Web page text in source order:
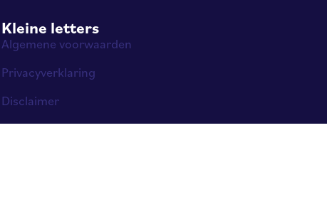
Kleine letters
Algemene voorwaarden
Privacyverklaring
Disclaimer
Cookie beleid